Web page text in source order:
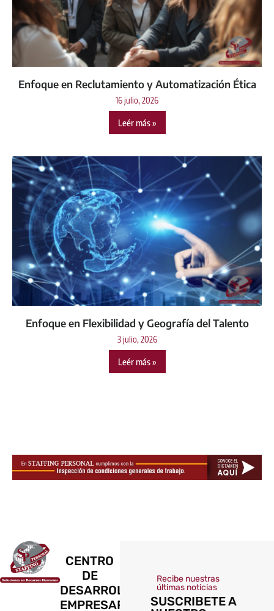
Enfoque en Reclutamiento y Automatización Ética
16 julio, 2026
Leér más »
Enfoque en Flexibilidad y Geografía del Talento
3 julio, 2026
Leér más »
CENTRO
DE
DESARROLLO
EMPRESARIAL
Recibe nuestras
últimas noticias
SUSCRIBETE A